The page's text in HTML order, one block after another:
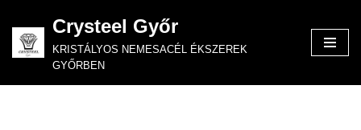
Skip
to
Crysteel Győr
KRISTÁLYOS NEMESACÉL ÉKSZEREK
GYŐRBEN